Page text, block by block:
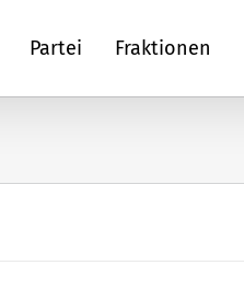
Partei Fraktionen